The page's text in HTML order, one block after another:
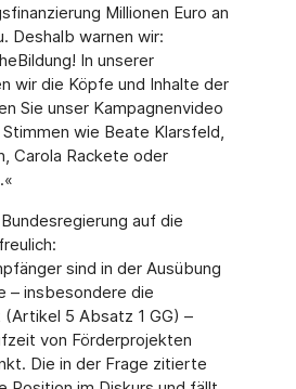
Millionen Euro an
Deshalb warnen wir:
In unserer
wir die Köpfe und Inhalte der
Sie unser Kampagnenvideo
wie Beate Klarsfeld,
Carola Rackete oder
auf die
sind in der Ausübung
– insbesondere die
5 Absatz 1 GG) –
von Förderprojekten
Die in der Frage zitierte